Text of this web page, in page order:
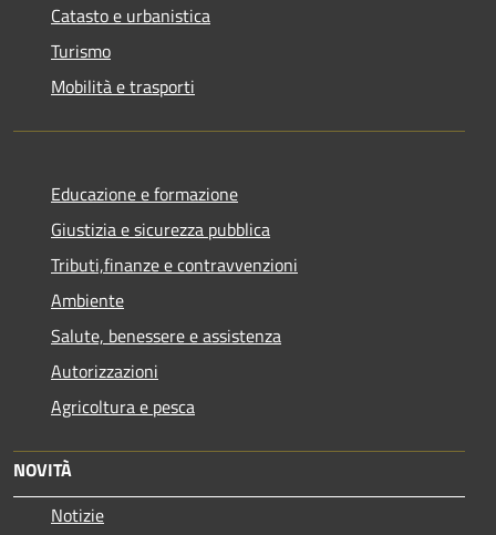
Catasto e urbanistica
Turismo
Mobilità e trasporti
Educazione e formazione
Giustizia e sicurezza pubblica
Tributi,finanze e contravvenzioni
Ambiente
Salute, benessere e assistenza
Autorizzazioni
Agricoltura e pesca
NOVITÀ
Notizie